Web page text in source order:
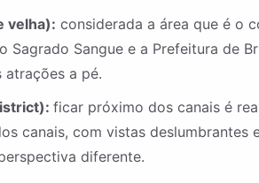
velha): considerada a área que é o
Sagrado Sangue e a Prefeitura de
atrações a pé.
ficar próximo dos canais é
canais, com vistas
diferente.